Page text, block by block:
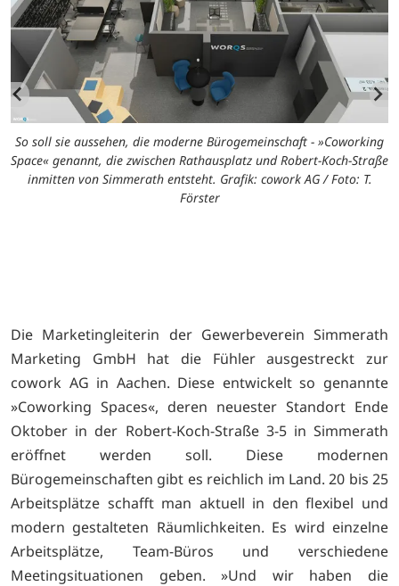
So soll sie aussehen, die moderne Bürogemeinschaft - »Coworking
Space« genannt, die zwischen Rathausplatz und Robert-Koch-Straße
inmitten von Simmerath entsteht. Grafik: cowork AG / Foto: T.
Förster
Die Marketingleiterin der Gewerbeverein Simmerath
Marketing GmbH hat die Fühler ausgestreckt zur
cowork AG in Aachen. Diese entwickelt so genannte
»Coworking Spaces«, deren neuester Standort Ende
Oktober in der Robert-Koch-Straße 3-5 in Simmerath
eröffnet werden soll. Diese modernen
Bürogemeinschaften gibt es reichlich im Land. 20 bis 25
Arbeitsplätze schafft man aktuell in den flexibel und
modern gestalteten Räumlichkeiten. Es wird einzelne
Arbeitsplätze, Team-Büros und verschiedene
Meetingsituationen geben. »Und wir haben die